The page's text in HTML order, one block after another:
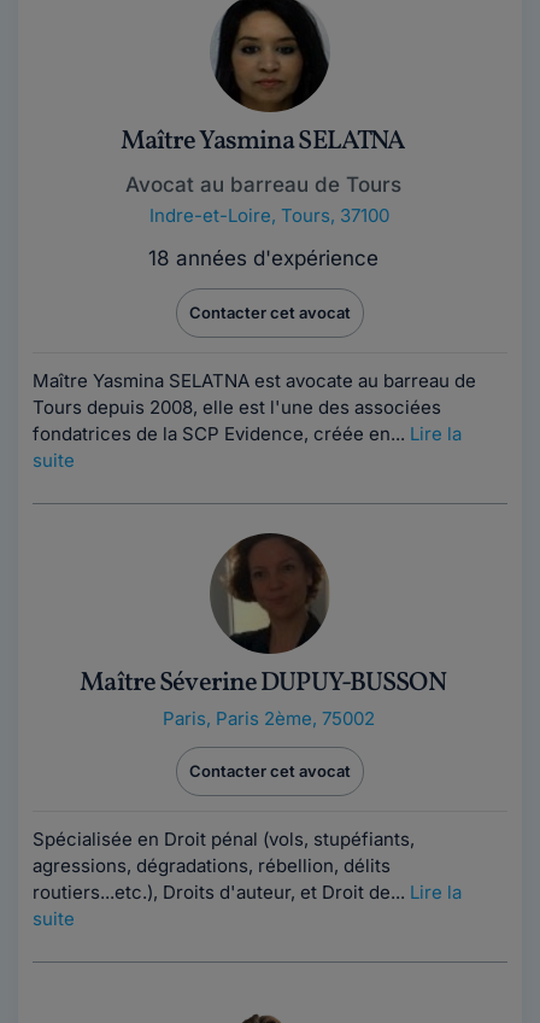
Maître Yasmina SELATNA
Avocat au barreau de Tours
Indre-et-Loire, Tours, 37100
18 années d'expérience
Contacter cet avocat
Maître Yasmina SELATNA est avocate au barreau de
Tours depuis 2008, elle est l'une des associées
fondatrices de la SCP Evidence, créée en... Lire la
suite
Maître Séverine DUPUY-BUSSON
Paris, Paris 2ème, 75002
Contacter cet avocat
Spécialisée en Droit pénal (vols, stupéfiants,
agressions, dégradations, rébellion, délits
routiers...etc.), Droits d'auteur, et Droit de... Lire la
suite